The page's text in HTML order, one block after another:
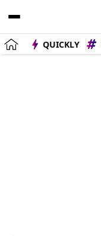
QUICKLY